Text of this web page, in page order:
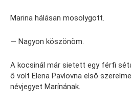
Marina hálásan mosolygott.
— Nagyon köszönöm.
A kocsinál már sietett egy férfi
ő volt Elena Pavlovna első
névjegyet Marínának.